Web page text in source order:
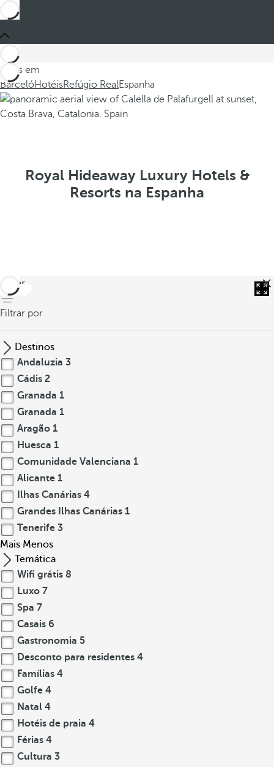
Estes em
BarcelóHotéisRefúgio RealEspanha
Royal Hideaway Luxury Hotels &
Resorts na Espanha
voltar
Filtrar por
Destinos
Andaluzia 3
Cádis 2
Granada 1
Granada 1
Aragão 1
Huesca 1
Comunidade Valenciana 1
Alicante 1
Ilhas Canárias 4
Grandes Ilhas Canárias 1
Tenerife 3
Mais Menos
Temática
Wifi grátis 8
Luxo 7
Spa 7
Casais 6
Gastronomia 5
Desconto para residentes 4
Famílias 4
Golfe 4
Natal 4
Hotéis de praia 4
Férias 4
Cultura 3